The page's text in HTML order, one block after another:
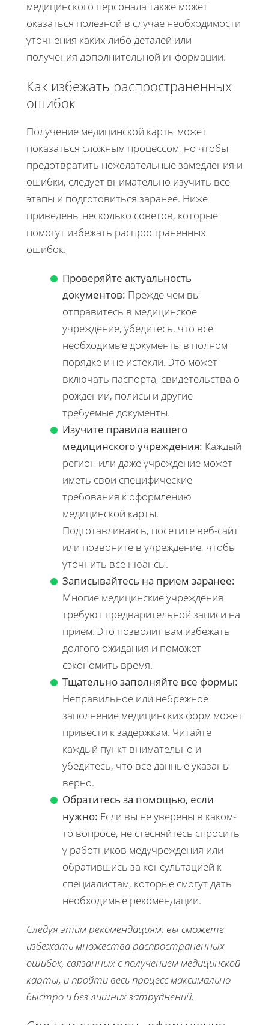
медицинского персонала также может
оказаться полезной в случае необходимости
уточнения каких-либо деталей или
получения дополнительной информации.
Как избежать распространенных
ошибок
Получение медицинской карты может
показаться сложным процессом, но чтобы
предотвратить нежелательные замедления и
ошибки, следует внимательно изучить все
этапы и подготовиться заранее. Ниже
приведены несколько советов, которые
помогут избежать распространенных
ошибок.
Проверяйте актуальность
документов: Прежде чем вы
отправитесь в медицинское
учреждение, убедитесь, что все
необходимые документы в полном
порядке и не истекли. Это может
включать паспорта, свидетельства о
рождении, полисы и другие
требуемые документы.
Изучите правила вашего
медицинского учреждения: Каждый
регион или даже учреждение может
иметь свои специфические
требования к оформлению
медицинской карты.
Подготавливаясь, посетите веб-сайт
или позвоните в учреждение, чтобы
уточнить все нюансы.
Записывайтесь на прием заранее:
Многие медицинские учреждения
требуют предварительной записи на
прием. Это позволит вам избежать
долгого ожидания и поможет
сэкономить время.
Тщательно заполняйте все формы:
Неправильное или небрежное
заполнение медицинских форм может
привести к задержкам. Читайте
каждый пункт внимательно и
убедитесь, что все данные указаны
верно.
Обратитесь за помощью, если
нужно: Если вы не уверены в каком-
то вопросе, не стесняйтесь спросить
у работников медучреждения или
обратившись за консультацией к
специалистам, которые смогут дать
необходимые рекомендации.
Следуя этим рекомендациям, вы сможете
избежать множества распространенных
ошибок, связанных с получением медицинской
карты, и пройти весь процесс максимально
быстро и без лишних затруднений.